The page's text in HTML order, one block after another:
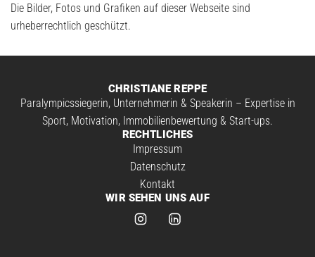
Die Bilder, Fotos und Grafiken auf dieser Webseite sind
urheberrechtlich geschützt.
CHRISTIANE REPPE
Paralympicssiegerin, Unternehmerin & Speakerin – Expertise in
Sport, Motivation, Immobilienbewertung & Start-ups.
RECHTLICHES
Impressum
Datenschutz
Kontakt
WIR SEHEN UNS AUF